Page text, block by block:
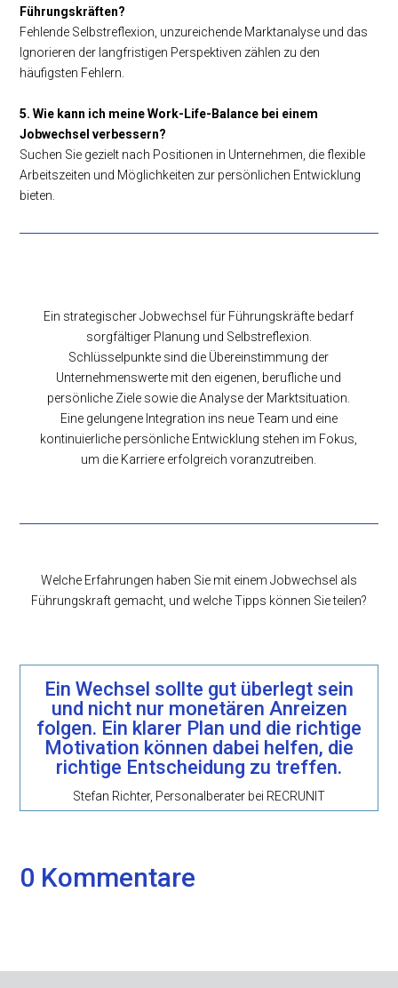
Führungskräften?
Fehlende Selbstreflexion, unzureichende Marktanalyse und das
Ignorieren der langfristigen Perspektiven zählen zu den
häufigsten Fehlern.
5. Wie kann ich meine Work-Life-Balance bei einem
Jobwechsel verbessern?
Suchen Sie gezielt nach Positionen in Unternehmen, die flexible
Arbeitszeiten und Möglichkeiten zur persönlichen Entwicklung
bieten.
Ein strategischer Jobwechsel für Führungskräfte bedarf
sorgfältiger Planung und Selbstreflexion.
Schlüsselpunkte sind die Übereinstimmung der
Unternehmenswerte mit den eigenen, berufliche und
persönliche Ziele sowie die Analyse der Marktsituation.
Eine gelungene Integration ins neue Team und eine
kontinuierliche persönliche Entwicklung stehen im Fokus,
um die Karriere erfolgreich voranzutreiben.
Welche Erfahrungen haben Sie mit einem Jobwechsel als
Führungskraft gemacht, und welche Tipps können Sie teilen?
Ein Wechsel sollte gut überlegt sein
und nicht nur monetären Anreizen
folgen. Ein klarer Plan und die richtige
Motivation können dabei helfen, die
richtige Entscheidung zu treffen.
Stefan Richter, Personalberater bei RECRUNIT
0 Kommentare